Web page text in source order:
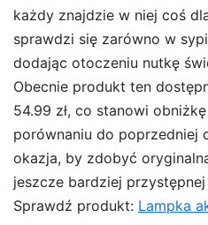
każdy znajdzie w niej coś
sprawdzi się zarówno w
dodając otoczeniu nutkę
Obecnie produkt ten
54.99 zł, co stanowi
porównaniu do poprzedniej
okazja, by zdobyć
jeszcze bardziej przystępnej
Sprawdź produkt: Lampka